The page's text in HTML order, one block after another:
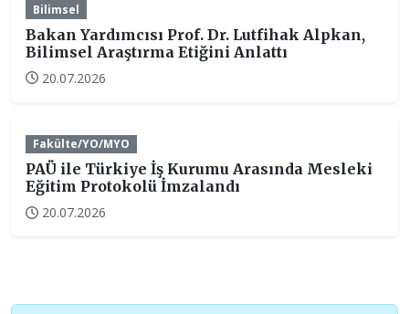
Bilimsel
Bakan Yardımcısı Prof. Dr. Lutfihak Alpkan,
Bilimsel Araştırma Etiğini Anlattı
20.07.2026
Fakülte/YO/MYO
PAÜ ile Türkiye İş Kurumu Arasında Mesleki
Eğitim Protokolü İmzalandı
20.07.2026